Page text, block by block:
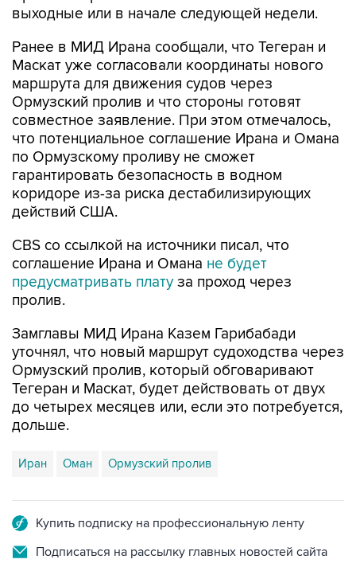
выходные или в начале следующей недели.
Ранее в МИД Ирана сообщали, что Тегеран и
Маскат уже согласовали координаты нового
маршрута для движения судов через
Ормузский пролив и что стороны готовят
совместное заявление. При этом отмечалось,
что потенциальное соглашение Ирана и Омана
по Ормузскому проливу не сможет
гарантировать безопасность в водном
коридоре из-за риска дестабилизирующих
действий США.
CBS со ссылкой на источники писал, что
соглашение Ирана и Омана не будет
предусматривать плату за проход через
пролив.
Замглавы МИД Ирана Казем Гарибабади
уточнял, что новый маршрут судоходства через
Ормузский пролив, который обговаривают
Тегеран и Маскат, будет действовать от двух
до четырех месяцев или, если это потребуется,
дольше.
Иран Оман Ормузский пролив
Купить подписку на профессиональную ленту
Подписаться на рассылку главных новостей сайта